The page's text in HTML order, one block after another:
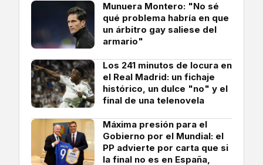
Munuera Montero: "No sé
qué problema habría en que
un árbitro gay saliese del
armario"
Los 241 minutos de locura en
el Real Madrid: un fichaje
histórico, un dulce "no" y el
final de una telenovela
Máxima presión para el
Gobierno por el Mundial: el
PP advierte por carta que si
la final no es en España,